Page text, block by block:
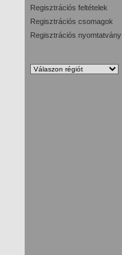
Regisztrációs feltételek
Regisztrációs csomagok
Regisztrációs nyomtatvány